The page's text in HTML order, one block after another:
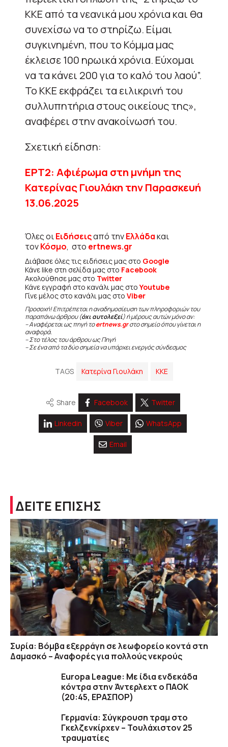
ΚΚΕ από τα νεανικά μου χρόνια και θα
συνεχίσω να το στηρίζω. Είμαι
συγκινημένη, που το Κόμμα μας
έκλεισε 100 ηρωικά χρόνια. Εύχομαι
να τα κάνει 200 για το καλό του λαού”.
Το ΚΚΕ εκφράζει τα ειλικρινή του
συλλυπητήρια στους οικείους της»,
αναφέρει στην ανακοίνωσή του.
Σχετική είδηση:
ΕΡΤ2: Αφιέρωμα στη μνήμη της
Κατερίνας Γιουλάκη την Παρασκευή
13.06.2025
Όλες οιΕιδήσειςαπό τηνΕλλάδακαι
τονΚόσμο, στο ertnews.gr
Διάβασε όλες τις ειδήσεις μας στο Google
Κάνε like στη σελίδα μας στο Facebook
Ακολούθησε μας στο Twitter
Κάνε εγγραφή στο κανάλι μας στοYoutube
Γίνε μέλος στο κανάλι μας στο Viber
Προσοχή! Επιτρέπεται η αναδημοσίευση των πληροφοριών του
παραπάνω άρθρου (όχι αυτολεξεί) ή μέρους αυτών μόνο αν:
– Αναφέρεται ως πηγή τοertnews.grστο σημείο όπου γίνεται η
αναφορά.
– Στο τέλος του άρθρου ως Πηγή
– Σε ένα από τα δύο σημεία να υπάρχει ενεργός σύνδεσμος
TAGS Κατερίνα Γιουλάκη ΚΚΕ
Share Facebook Twitter
Linkedin Viber WhatsApp
Email
ΔΕΙΤΕ ΕΠΙΣΗΣ
Συρία: Βόμβα εξερράγη σε λεωφορείο κοντά στη
Δαμασκό – Αναφορές για πολλούς νεκρούς
Europa League: Με ίδια ενδεκάδα
κόντρα στην Άντερλεχτ ο ΠΑΟΚ
(20:45, EΡΑΣΠΟΡ)
Γερμανία: Σύγκρουση τραμ στο
Γκελζενκίρχεν – Τουλάχιστον 25
τραυματίες